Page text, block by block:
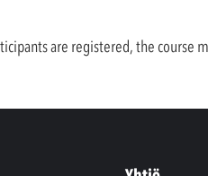
are registered, the course